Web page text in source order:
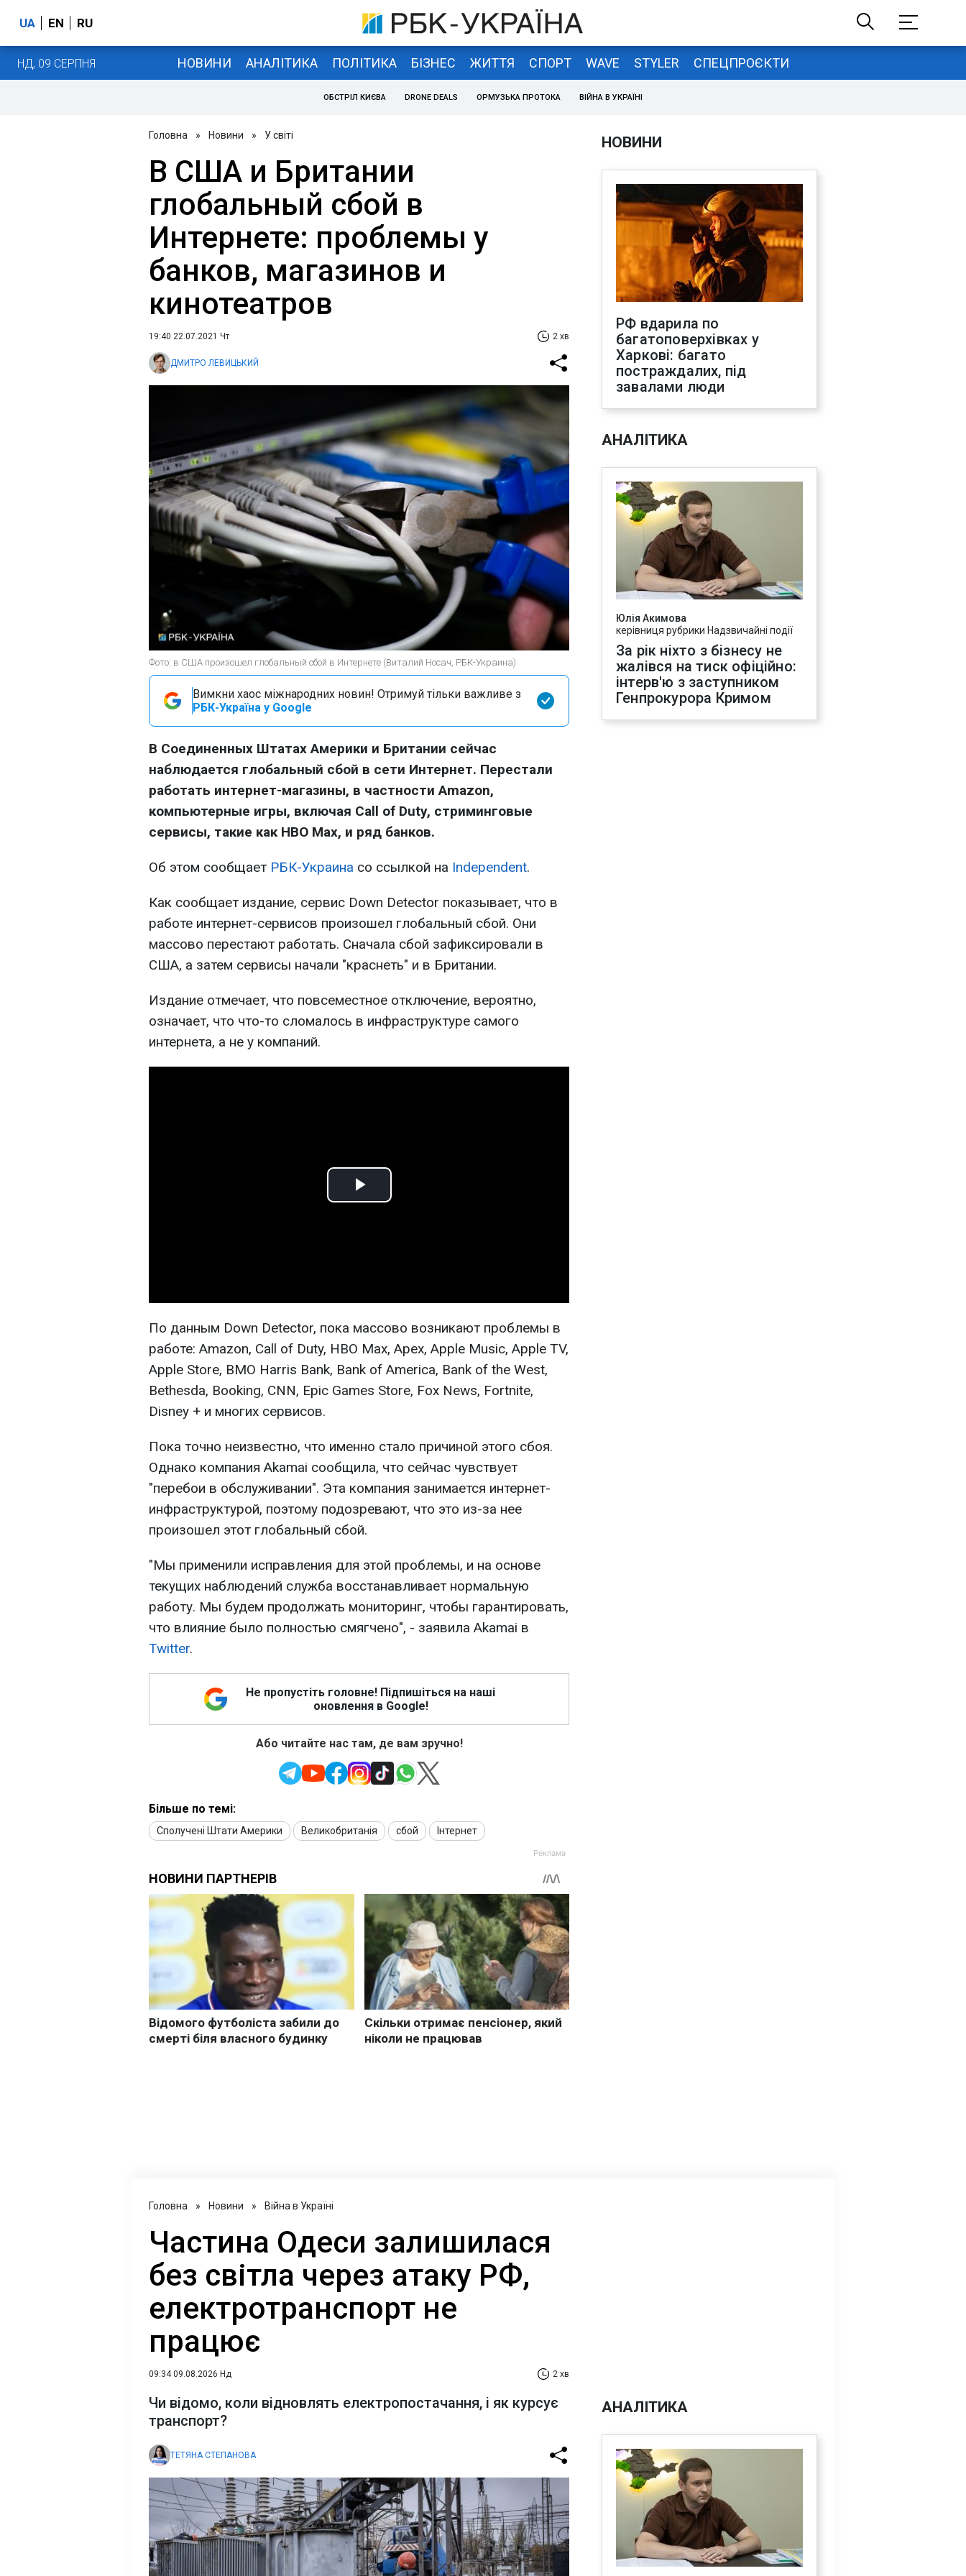
UA EN RU
НД, 09 СЕРПНЯ НОВИНИ АНАЛІТИКА ПОЛІТИКА БІЗНЕС ЖИТТЯ СПОРТ WAVE STYLER СПЕЦПРОЄКТИ
ОБСТРІЛ КИЄВА DRONE DEALS ОРМУЗЬКА ПРОТОКА ВІЙНА В УКРАЇНІ
Головна » Новини » У світі
В США и Британии
глобальный сбой в
Интернете: проблемы у
банков, магазинов и
кинотеатров
19:40 22.07.2021 Чт 2 хв
ДМИТРО ЛЕВИЦЬКИЙ
Фото: в США произошел глобальный сбой в Интернете (Виталий Носач, РБК-Украина)
Вимкни хаос міжнародних новин! Отримуй тільки важливе з
РБК-Україна у Google
В Соединенных Штатах Америки и Британии сейчас
наблюдается глобальный сбой в сети Интернет. Перестали
работать интернет-магазины, в частности Amazon,
компьютерные игры, включая Call of Duty, стриминговые
сервисы, такие как HBO Max, и ряд банков.
Об этом сообщает РБК-Украина со ссылкой на Independent.
Как сообщает издание, сервис Down Detector показывает, что в
работе интернет-сервисов произошел глобальный сбой. Они
массово перестают работать. Сначала сбой зафиксировали в
США, а затем сервисы начали "краснеть" и в Британии.
Издание отмечает, что повсеместное отключение, вероятно,
означает, что что-то сломалось в инфраструктуре самого
интернета, а не у компаний.
Play
По данным Down Detector, пока массово возникают проблемы в
работе: Amazon, Call of Duty, HBO Max, Apex, Apple Music, Apple TV,
Apple Store, BMO Harris Bank, Bank of America, Bank of the West,
Bethesda, Booking, CNN, Epic Games Store, Fox News, Fortnite,
Disney + и многих сервисов.
Пока точно неизвестно, что именно стало причиной этого сбоя.
Однако компания Akamai сообщила, что сейчас чувствует
"перебои в обслуживании". Эта компания занимается интернет-
инфраструктурой, поэтому подозревают, что это из-за нее
произошел этот глобальный сбой.
"Мы применили исправления для этой проблемы, и на основе
текущих наблюдений служба восстанавливает нормальную
работу. Мы будем продолжать мониторинг, чтобы гарантировать,
что влияние было полностью смягчено", - заявила Akamai в
Twitter.
Не пропустіть головне! Підпишіться на наші
оновлення в Google!
Або читайте нас там, де вам зручно!
Більше по темі:
Сполучені Штати Америки Великобританія сбой Інтернет
НОВИНИ
РФ вдарила по
багатоповерхівках у
Харкові: багато
постраждалих, під
завалами люди
АНАЛІТИКА
Юлія Акимова
керівниця рубрики Надзвичайні події
За рік ніхто з бізнесу не
жалівся на тиск офіційно:
інтерв'ю з заступником
Генпрокурора Кримом
Головна » Новини » Війна в Україні
Частина Одеси залишилася
без світла через атаку РФ,
електротранспорт не
працює
09:34 09.08.2026 Нд 2 хв
Чи відомо, коли відновлять електропостачання, і як курсує
транспорт?
ТЕТЯНА СТЕПАНОВА
АНАЛІТИКА